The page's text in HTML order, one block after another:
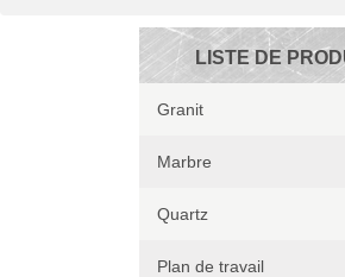
LISTE DE
Granit
Marbre
Quartz
Plan de travail